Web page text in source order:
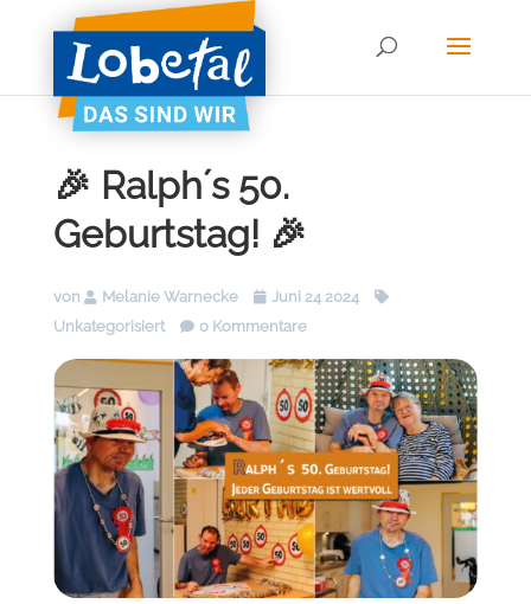
🎉 Ralph´s 50.
Geburtstag! 🎉
von Melanie Warnecke
Juni 24 2024
Unkategorisiert
0 Kommentare